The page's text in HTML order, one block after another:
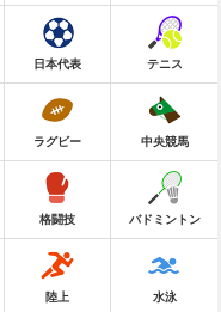
日本代表 テニス
ラグビー 中央競馬
格闘技 バドミントン
陸上 水泳